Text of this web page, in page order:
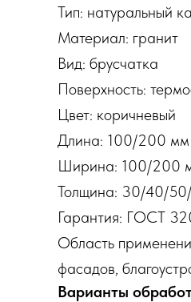
Тип: натуральный
Материал: гранит
Вид: брусчатка
Поверхность:
Цвет: коричневый
Длина: 100/200 мм
Ширина: 100/200
Толщина: 30/40/
Гарантия: ГОСТ
Область
фасадов,
Варианты